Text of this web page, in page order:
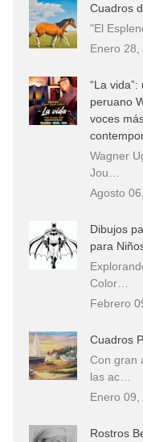
Cuadros
"El
Enero 28,
“La
peruano
voces
Wagner
Jou…
Agosto
Dibujos
para
Color…
Febrero
Cuadros
Con gran
las ac…
Enero 09,
Rostros